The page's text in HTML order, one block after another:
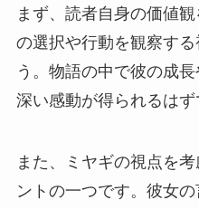
まず、読者自身の価値
の選択や行動を観察す
う。物語の中で彼の成
深い感動が得られるはず
また、ミヤギの視点を
ントの一つです。彼女